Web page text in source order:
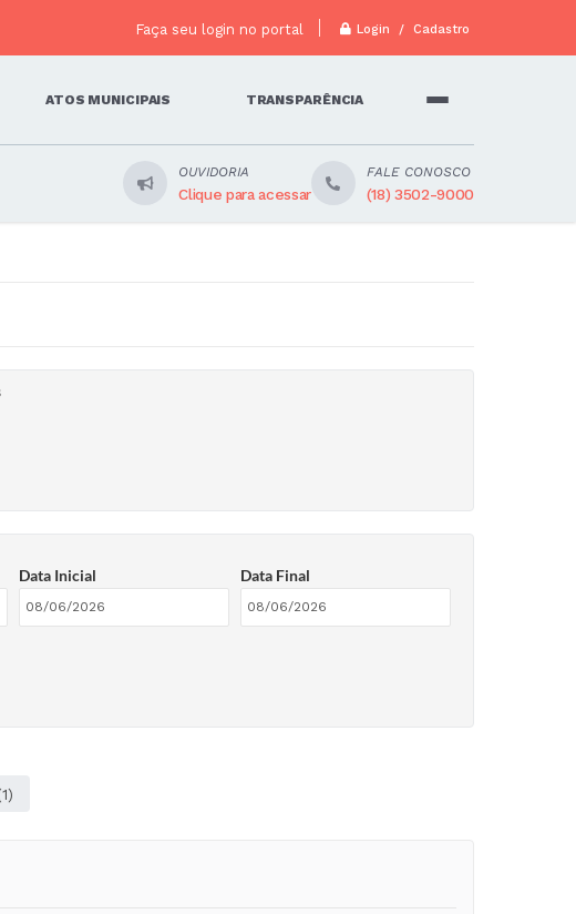
Faça seu login no portal Login / Cadastro
ATOS MUNICIPAIS TRANSPARÊNCIA
OUVIDORIA
Clique para acessar
FALE CONOSCO
(18) 3502-9000
Data Inicial Data Final